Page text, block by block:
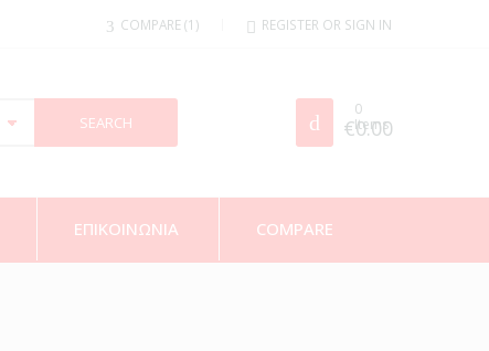
COMPARE 1 REGISTER OR SIGN IN
0
Items
€0.00
ΕΠΙΚΟΙΝΩΝΙΑ COMPARE